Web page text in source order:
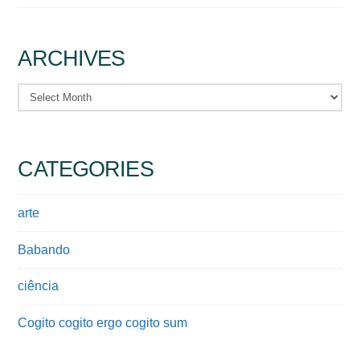
ARCHIVES
Archives
CATEGORIES
arte
Babando
ciência
Cogito cogito ergo cogito sum